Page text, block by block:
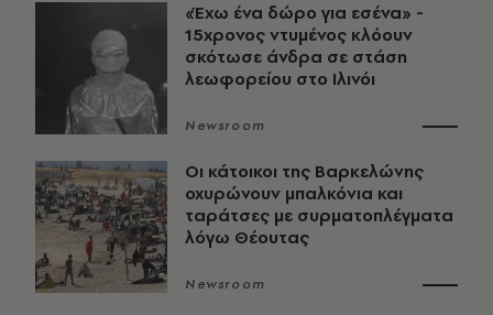
«Έχω ένα δώρο για εσένα» -
15χρονος ντυμένος κλόουν
σκότωσε άνδρα σε στάση
λεωφορείου στο Ιλινόι
Newsroom
Οι κάτοικοι της Βαρκελώνης
οχυρώνουν μπαλκόνια και
ταράτσες με συρματοπλέγματα
λόγω Θέουτας
Newsroom